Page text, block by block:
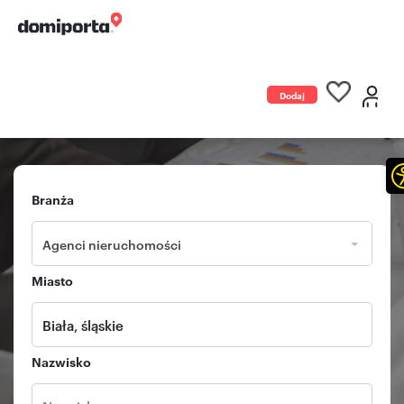
Dodaj
Branża
Agenci nieruchomości
Miasto
Nazwisko